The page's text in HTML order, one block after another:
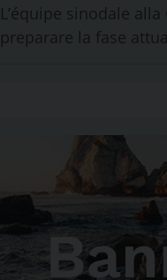
L’équipe sinodale
preparare la fase